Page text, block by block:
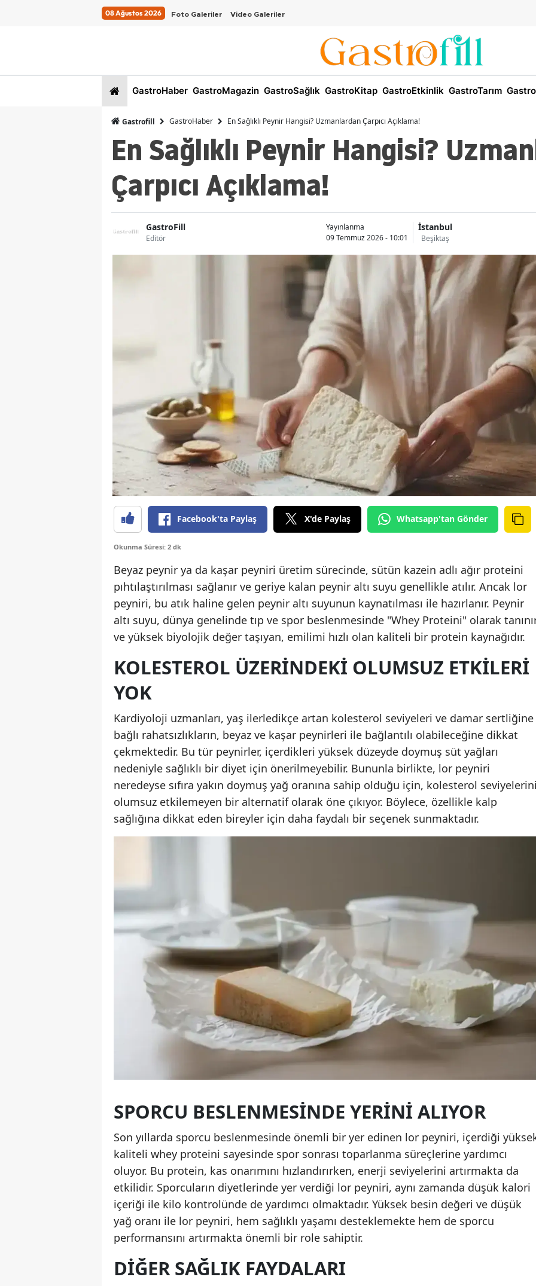
08 Ağustos 2026 Foto Galeriler Video Galeriler
GastroHaber GastroMagazin GastroSağlık GastroKitap GastroEtkinlik GastroTarım
Gastrofill GastroHaber En Sağlıklı Peynir Hangisi? Uzmanlardan Çarpıcı Açıklama!
En Sağlıklı Peynir Hangisi?
Çarpıcı Açıklama!
GastroFill
Editör
Yayınlanma
09 Temmuz 2026 - 10:01
İstanbul
Beşiktaş
Facebook'ta Paylaş X'de Paylaş Whatsapp'tan Gönder
Okunma Süresi: 2 dk
Beyaz peynir ya da kaşar peyniri üretim sürecinde, sütün kazein adlı ağır proteini
pıhtılaştırılması sağlanır ve geriye kalan peynir altı suyu genellikle atılır. Ancak lor
peyniri, bu atık haline gelen peynir altı suyunun kaynatılması ile hazırlanır. Peynir
altı suyu, dünya genelinde tıp ve spor beslenmesinde "Whey Proteini" olarak
ve yüksek biyolojik değer taşıyan, emilimi hızlı olan kaliteli bir protein kaynağıdır.
KOLESTEROL ÜZERINDEKI OLUMSUZ ETKILERI
YOK
Kardiyoloji uzmanları, yaş ilerledikçe artan kolesterol seviyeleri ve damar sertliğine
bağlı rahatsızlıkların, beyaz ve kaşar peynirleri ile bağlantılı olabileceğine dikkat
çekmektedir. Bu tür peynirler, içerdikleri yüksek düzeyde doymuş süt yağları
nedeniyle sağlıklı bir diyet için önerilmeyebilir. Bununla birlikte, lor peyniri
neredeyse sıfıra yakın doymuş yağ oranına sahip olduğu için, kolesterol seviyelerini
olumsuz etkilemeyen bir alternatif olarak öne çıkıyor. Böylece, özellikle kalp
sağlığına dikkat eden bireyler için daha faydalı bir seçenek sunmaktadır.
SPORCU BESLENMESINDE YERINI ALIYOR
Son yıllarda sporcu beslenmesinde önemli bir yer edinen lor peyniri, içerdiği
kaliteli whey proteini sayesinde spor sonrası toparlanma süreçlerine yardımcı
oluyor. Bu protein, kas onarımını hızlandırırken, enerji seviyelerini artırmakta da
etkilidir. Sporcuların diyetlerinde yer verdiği lor peyniri, aynı zamanda düşük kalori
içeriği ile kilo kontrolünde de yardımcı olmaktadır. Yüksek besin değeri ve düşük
yağ oranı ile lor peyniri, hem sağlıklı yaşamı desteklemekte hem de sporcu
performansını artırmakta önemli bir role sahiptir.
DIĞER SAĞLIK FAYDALARI